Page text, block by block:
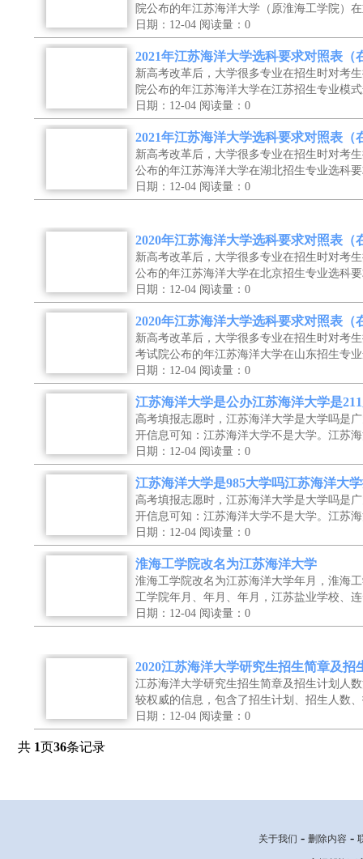
院公布的年江苏海洋大学（原淮海工学院
日期：12-04 阅读量：0
2021年江苏海洋大学选科要求对照表（
新高考改革后，大学很多专业在招生时对考
院公布的年江苏海洋大学在江苏招生专业
日期：12-04 阅读量：0
2021年江苏海洋大学选科要求对照表（
新高考改革后，大学很多专业在招生时对考
公布的年江苏海洋大学在湖北招生专业选科
日期：12-04 阅读量：0
2020年江苏海洋大学选科要求对照表（
新高考改革后，大学很多专业在招生时对考
公布的年江苏海洋大学在北京招生专业选科
日期：12-04 阅读量：0
2020年江苏海洋大学选科要求对照表（
新高考改革后，大学很多专业在招生时对考
考试院公布的年江苏海洋大学在山东招生专
日期：12-04 阅读量：0
江苏海洋大学是公办江苏海洋大学是
高考填报志愿时，江苏海洋大学是大学吗是
开信息可知：江苏海洋大学不是大学。江苏
日期：12-04 阅读量：0
江苏海洋大学是985大学吗江苏海洋大
高考填报志愿时，江苏海洋大学是大学吗是
开信息可知：江苏海洋大学不是大学。江苏
日期：12-04 阅读量：0
淮海工学院改名为江苏海洋大学
淮海工学院改名为江苏海洋大学年月，淮海
工学院年月、年月、年月，江苏盐业学校、
日期：12-04 阅读量：0
2020江苏海洋大学研究生招生简章及招
江苏海洋大学研究生招生简章及招生计划人
较权威的信息，包含了招生计划、招生人数
日期：12-04 阅读量：0
共 1页36条记录
关于我们 -删除内容 -